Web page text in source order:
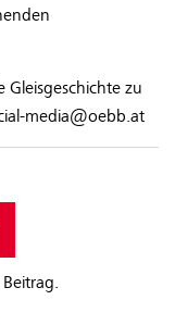
zu
media@oebb.at